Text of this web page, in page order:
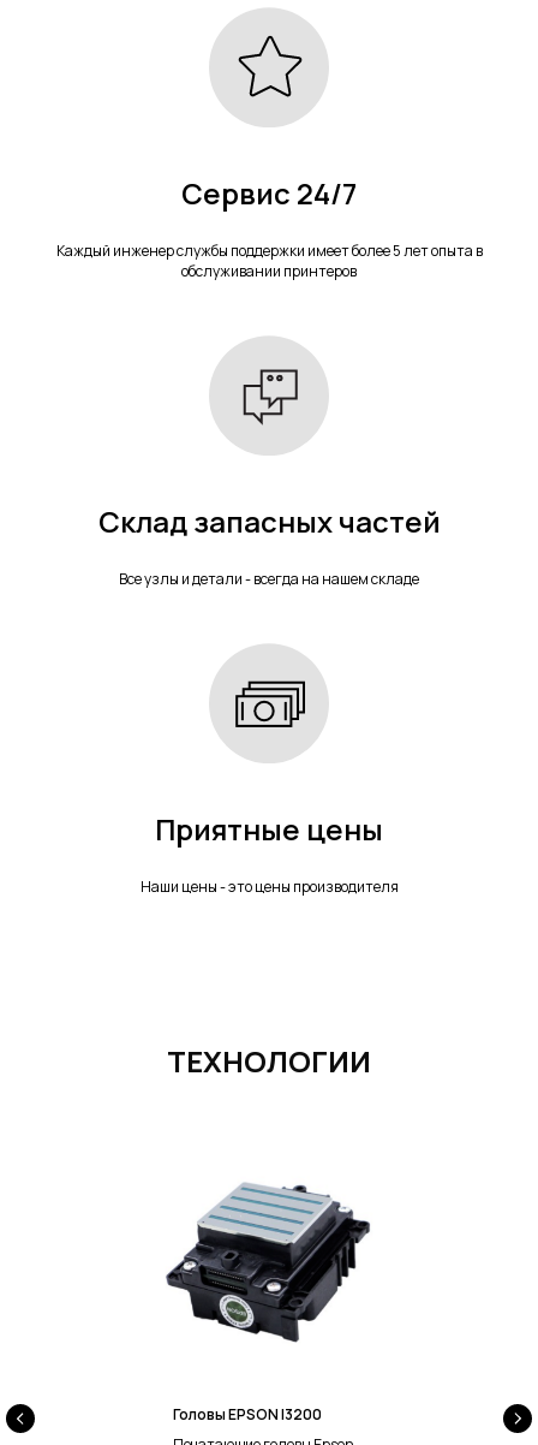
Сервис 24/7
Каждый инженер службы поддержки имеет более 5 лет опыта в
обслуживании принтеров
Склад запасных частей
Все узлы и детали - всегда на нашем складе
Приятные цены
Наши цены - это цены производителя
ТЕХНОЛОГИИ
Головы EPSON I3200